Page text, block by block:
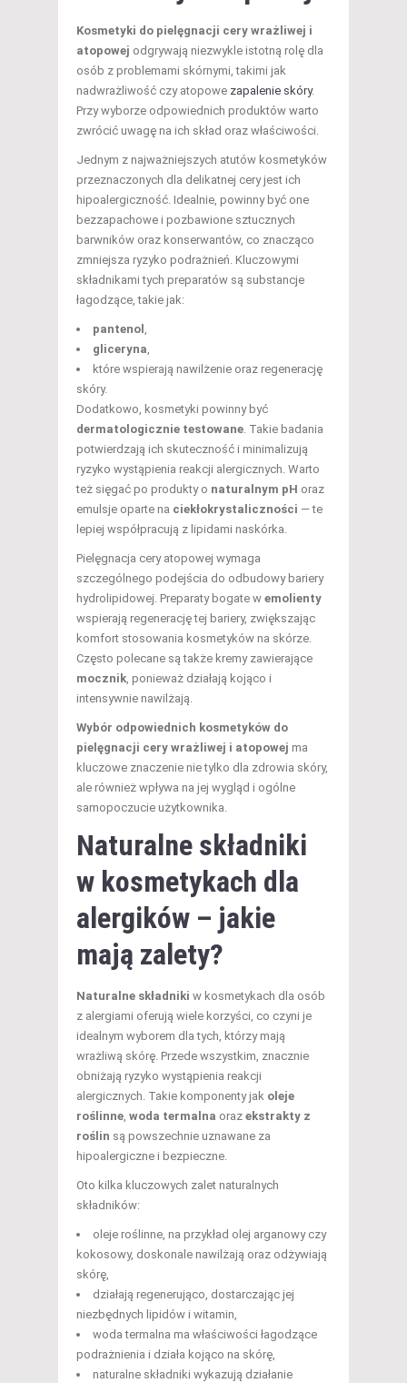
Kosmetyki do pielęgnacji cery wrażliwej i
atopowej odgrywają niezwykle istotną rolę dla
osób z problemami skórnymi, takimi jak
nadwrażliwość czy atopowe zapalenie skóry.
Przy wyborze odpowiednich produktów warto
zwrócić uwagę na ich skład oraz właściwości.
Jednym z najważniejszych atutów kosmetyków
przeznaczonych dla delikatnej cery jest ich
hipoalergiczność. Idealnie, powinny być one
bezzapachowe i pozbawione sztucznych
barwników oraz konserwantów, co znacząco
zmniejsza ryzyko podrażnień. Kluczowymi
składnikami tych preparatów są substancje
łagodzące, takie jak:
pantenol
gliceryna
które wspierają nawilżenie oraz regenerację
skóry.
Dodatkowo, kosmetyki powinny być
dermatologicznie testowane . Takie badania
potwierdzają ich skuteczność i minimalizują
ryzyko wystąpienia reakcji alergicznych. Warto
też sięgać po produkty o naturalnym pH oraz
emulsje oparte na ciekłokrystaliczności — te
lepiej współpracują z lipidami naskórka.
Pielęgnacja cery atopowej wymaga
szczególnego podejścia do odbudowy bariery
hydrolipidowej. Preparaty bogate w emolienty
wspierają regenerację tej bariery, zwiększając
komfort stosowania kosmetyków na skórze.
Często polecane są także kremy zawierające
mocznik , ponieważ działają kojąco i
intensywnie nawilżają.
Wybór odpowiednich kosmetyków do
pielęgnacji cery wrażliwej i atopowej ma
kluczowe znaczenie nie tylko dla zdrowia skóry,
ale również wpływa na jej wygląd i ogólne
samopoczucie użytkownika.
Naturalne składniki
w kosmetykach dla
alergików – jakie
mają zalety?
Naturalne składniki w kosmetykach dla osób
z alergiami oferują wiele korzyści, co czyni je
idealnym wyborem dla tych, którzy mają
wrażliwą skórę. Przede wszystkim, znacznie
obniżają ryzyko wystąpienia reakcji
alergicznych. Takie komponenty jak oleje
roślinne woda termalna oraz ekstrakty z
roślin są powszechnie uznawane za
hipoalergiczne i bezpieczne.
Oto kilka kluczowych zalet naturalnych
składników:
oleje roślinne, na przykład olej arganowy czy
kokosowy, doskonale nawilżają oraz odżywiają
skórę,
działają regenerująco, dostarczając jej
niezbędnych lipidów i witamin,
woda termalna ma właściwości łagodzące
podrażnienia i działa kojąco na skórę,
naturalne składniki wykazują działanie